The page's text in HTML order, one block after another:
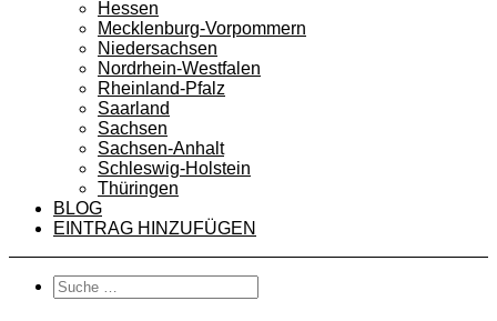
Hessen
Mecklenburg-Vorpommern
Niedersachsen
Nordrhein-Westfalen
Rheinland-Pfalz
Saarland
Sachsen
Sachsen-Anhalt
Schleswig-Holstein
Thüringen
BLOG
EINTRAG HINZUFÜGEN